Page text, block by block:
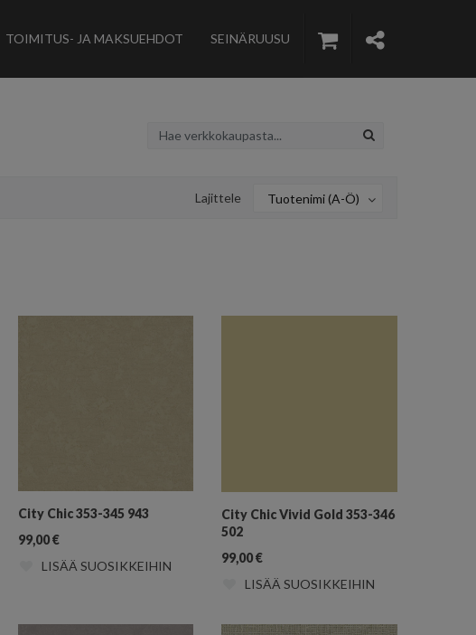
TOIMITUS- JA MAKSUEHDOT SEINÄRUUSU
Lajittele Tuotenimi (A-Ö)
City Chic 353-345 943
99,00€
LISÄÄ SUOSIKKEIHIN
City Chic Vivid Gold 353-346
502
99,00€
LISÄÄ SUOSIKKEIHIN